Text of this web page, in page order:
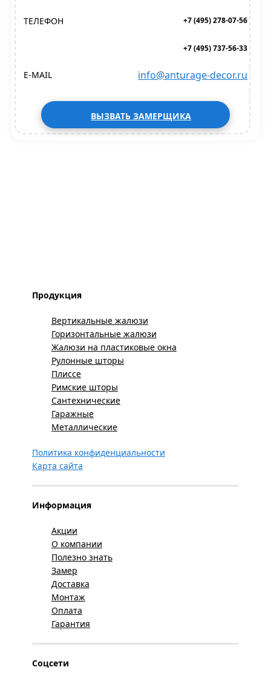
ТЕЛЕФОН +7 (495) 278-07-56
+7 (495) 737-56-33
E-MAIL info@anturage-decor.ru
ВЫЗВАТЬ ЗАМЕРЩИКА
Продукция
Вертикальные жалюзи
Горизонтальные жалюзи
Жалюзи на пластиковые окна
Рулонные шторы
Плиссе
Римские шторы
Сантехнические
Гаражные
Металлические
Политика конфиденциальности
Карта сайта
Информация
Акции
О компании
Полезно знать
Замер
Доставка
Монтаж
Оплата
Гарантия
Соцсети